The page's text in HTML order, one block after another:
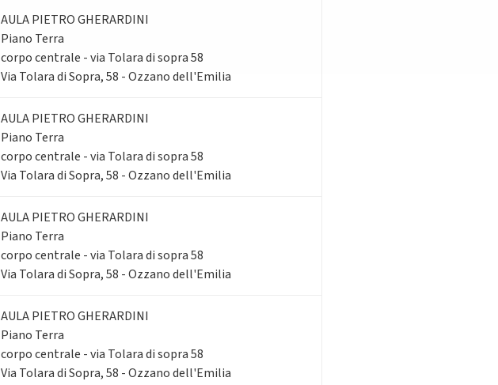
AULA PIETRO GHERARDINI
Piano Terra
corpo centrale - via Tolara di sopra 58
Via Tolara di Sopra, 58 - Ozzano dell'Emilia
AULA PIETRO GHERARDINI
Piano Terra
corpo centrale - via Tolara di sopra 58
Via Tolara di Sopra, 58 - Ozzano dell'Emilia
AULA PIETRO GHERARDINI
Piano Terra
corpo centrale - via Tolara di sopra 58
Via Tolara di Sopra, 58 - Ozzano dell'Emilia
AULA PIETRO GHERARDINI
Piano Terra
corpo centrale - via Tolara di sopra 58
Via Tolara di Sopra, 58 - Ozzano dell'Emilia